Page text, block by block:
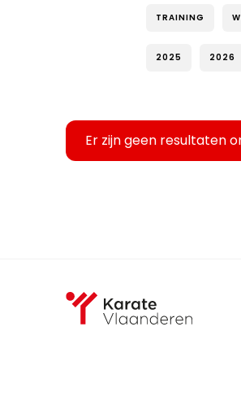
TRAINING
2025 2026
Er zijn geen resultaten